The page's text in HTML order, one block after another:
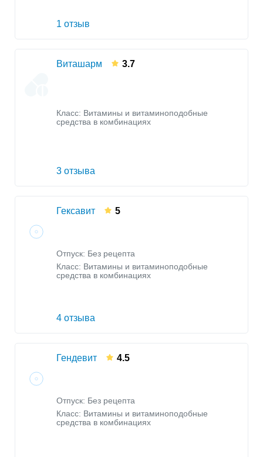
1 отзыв
Виташарм 3.7
Класс: Витамины и витаминоподобные
средства в комбинациях
3 отзыва
Гексавит 5
Отпуск: Без рецепта
Класс: Витамины и витаминоподобные
средства в комбинациях
4 отзыва
Гендевит 4.5
Отпуск: Без рецепта
Класс: Витамины и витаминоподобные
средства в комбинациях